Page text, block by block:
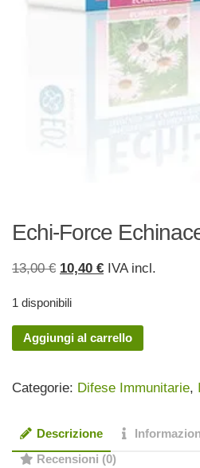
Echi-Force
13,00€ Il
originale
era:
13,00 €.
10,40 €Il
è:
10,40 €.
IVA incl.
1 disponibili
Echi-
quantità
Aggiungi al carrello
Categorie: Difese Immunitarie,
Descrizione
Recensioni (0)